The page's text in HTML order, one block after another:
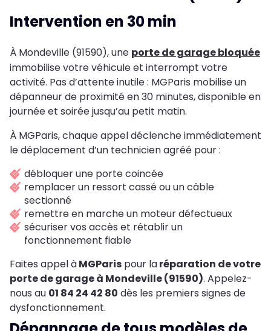
Intervention en 30 min
À Mondeville (91590), une porte de garage bloquée
immobilise votre véhicule et interrompt votre
activité. Pas d’attente inutile : MGParis mobilise un
dépanneur de proximité en 30 minutes, disponible en
journée et soirée jusqu’au petit matin.
À MGParis, chaque appel déclenche immédiatement
le déplacement d’un technicien agréé pour :
débloquer une porte coincée
remplacer un ressort cassé ou un câble
sectionné
remettre en marche un moteur défectueux
sécuriser vos accès et rétablir un
fonctionnement fiable
Faites appel àMGParis pour laréparation de votre
porte de garage à Mondeville (91590). Appelez-
nous au 01 84 24 42 80 dès les premiers signes de
dysfonctionnement.